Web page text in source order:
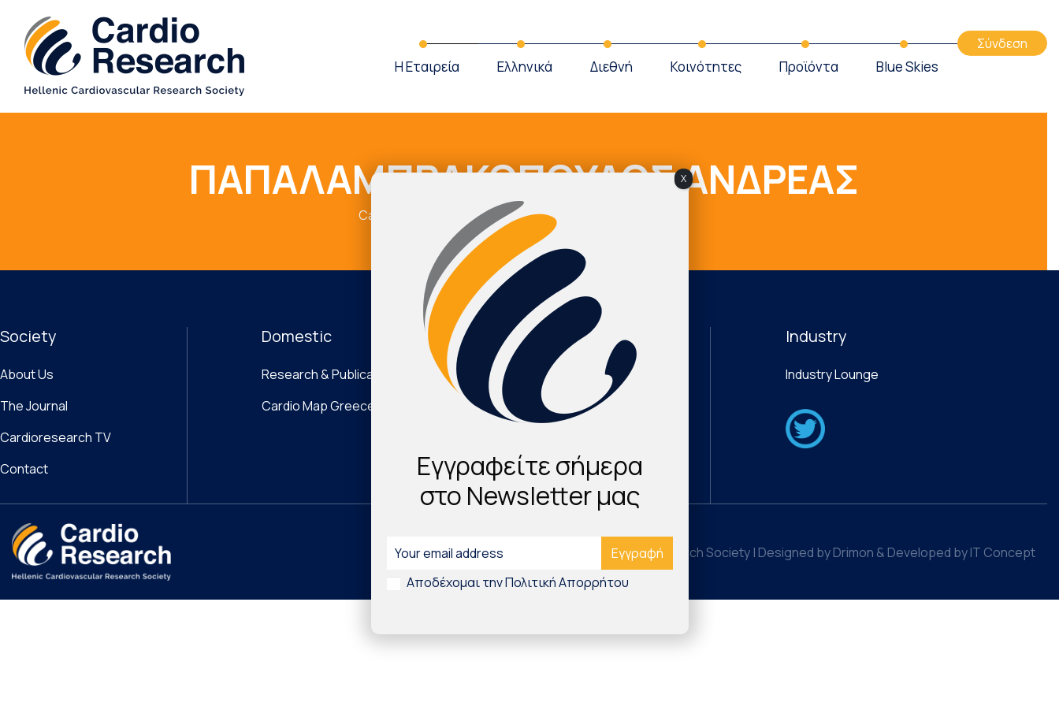
Η Εταιρεία Ελληνικά Διεθνή Κοινότητες Προϊόντα Blue Skies
Σύνδεση
ΠΑΠΑΛΑΜΠΡΑΚΟΠΟΥΛΟΣ ΑΝΔΡΕΑΣ
Cardio Map Greece ΠΑΠΑΛΑΜΠΡΑΚΟΠΟΥΛΟΣ ΑΝΔΡΕΑΣ
Society
About Us
The Journal
Cardioresearch TV
Contact
Domestic
Research & Publications
Cardio Map Greece
International
Νέα Τεχνολογικά Προϊόντα
Digital Health & Innovation
Industry
Industry Lounge
©2026 Hellenic Cardiovascular Research Society | Designed by Drimon & Developed by IT Concept
Εγγραφείτε σήμερα
στο Newsletter μας
Αποδέχομαι την Πολιτική Απορρήτου
X